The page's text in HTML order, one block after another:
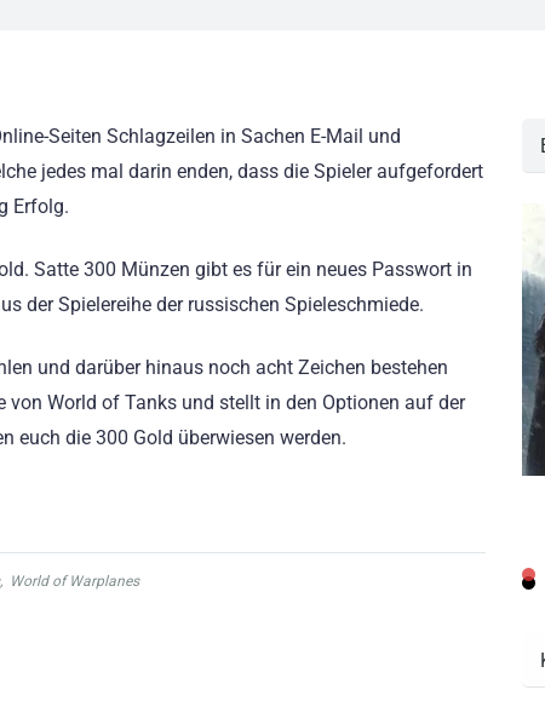
Seiten Schlagzeilen in Sachen E-Mail und
jedes mal darin enden, dass die Spieler aufgefordert
Erfolg.
Satte 300 Münzen gibt es für ein neues Passwort in
der Spielereihe der russischen Spieleschmiede.
und darüber hinaus noch acht Zeichen bestehen
World of Tanks und stellt in den Optionen auf der
euch die 300 Gold überwiesen werden.
, World of Warplanes